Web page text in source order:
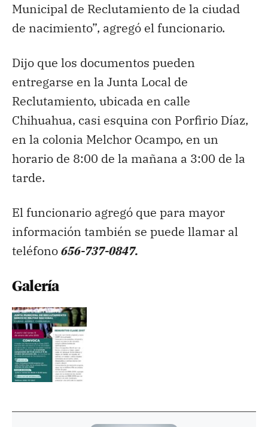
Municipal de Reclutamiento de la ciudad
de nacimiento”, agregó el funcionario.
Dijo que los documentos pueden
entregarse en la Junta Local de
Reclutamiento, ubicada en calle
Chihuahua, casi esquina con Porfirio Díaz,
en la colonia Melchor Ocampo, en un
horario de 8:00 de la mañana a 3:00 de la
tarde.
El funcionario agregó que para mayor
información también se puede llamar al
teléfono656-737-0847.
Galería